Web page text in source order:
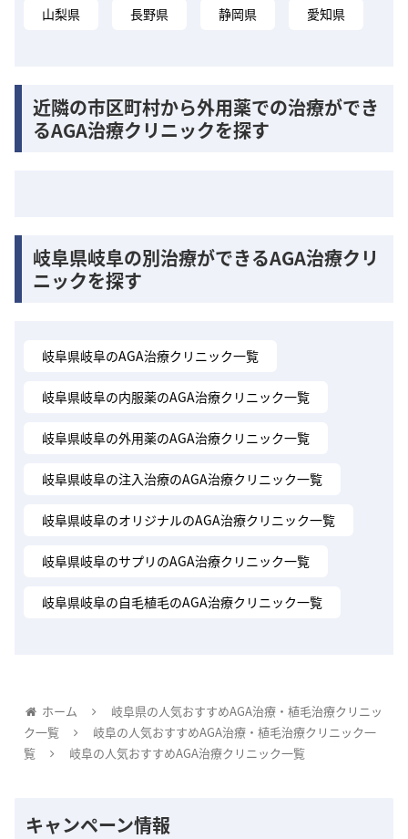
山梨県 長野県 静岡県 愛知県
近隣の市区町村から外用薬での治療ができ
るAGA治療クリニックを探す
岐阜県岐阜の別治療ができるAGA治療クリ
ニックを探す
岐阜県岐阜のAGA治療クリニック一覧
岐阜県岐阜の内服薬のAGA治療クリニック一覧
岐阜県岐阜の外用薬のAGA治療クリニック一覧
岐阜県岐阜の注入治療のAGA治療クリニック一覧
岐阜県岐阜のオリジナルのAGA治療クリニック一覧
岐阜県岐阜のサプリのAGA治療クリニック一覧
岐阜県岐阜の自毛植毛のAGA治療クリニック一覧
ホーム
岐阜県の人気おすすめAGA治療・植毛治療クリニッ
ク一覧
岐阜の人気おすすめAGA治療・植毛治療クリニック一
覧
岐阜の人気おすすめAGA治療クリニック一覧
キャンペーン情報